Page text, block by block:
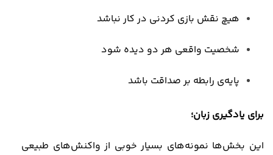
هیچ نقش بازی‌ کردنی در کار نباشد
شخصیت واقعی هر دو دیده شود
پایه‌ی رابطه بر صداقت باشد
برای یادگیری زبان؛
این بخش‌ها نمونه‌های بسیار خوبی از واکنش‌های طبیعی